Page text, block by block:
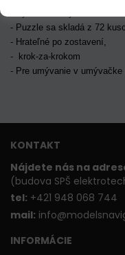
- Puzzle sa skladá z 72
- Hrateľné po zostavení,
- krok-za-krokom
- Pre umývanie v
KONTAKT
Nájdete nás na
(budova SPŠ
tel: +421 948 068 744
mail:
INFORMÁCIE